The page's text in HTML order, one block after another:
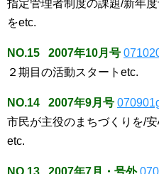
指定管理者制度の課題/新年
をetc.
NO.15 2007年10月号
２期目の活動スタートetc.
NO.14 2007年9月号
市民が主役のまちづくりを/
etc.
NO.13 2007年7月・号外